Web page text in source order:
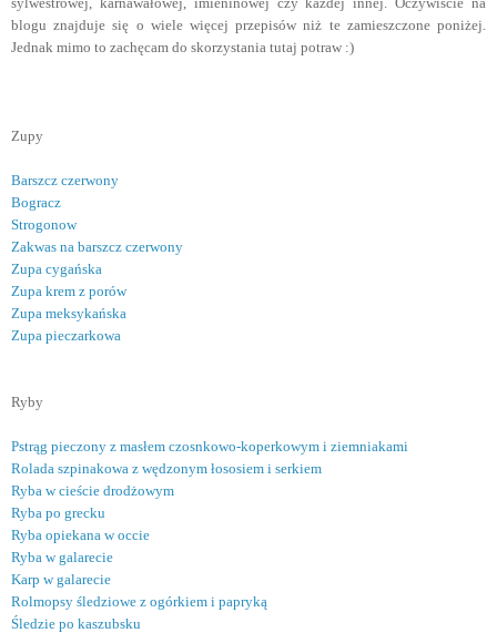
blogu znajduje się o wiele więcej przepisów niż te zamieszczone poniżej.
Jednak mimo to zachęcam do skorzystania tutaj potraw :)
Zupy
Barszcz czerwony
Bogracz
Strogonow
Zakwas na barszcz czerwony
Zupa cygańska
Zupa krem z porów
Zupa meksykańska
Zupa pieczarkowa
Ryby
Pstrąg pieczony z masłem czosnkowo-koperkowym i ziemniakami
Rolada szpinakowa z wędzonym łososiem i serkiem
Ryba w cieście drodżowym
Ryba po grecku
Ryba opiekana w occie
Ryba w galarecie
Karp w galarecie
Rolmopsy śledziowe z ogórkiem i papryką
Śledzie po kaszubsku